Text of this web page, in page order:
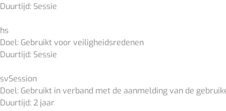
Duurtijd: Sessie
hs
Doel: Gebruikt voor veiligheidsredenen
Duurtijd: Sessie
svSession
Doel: Gebruikt in verband met de aanmelding van de
Duurtijd: 2 jaar